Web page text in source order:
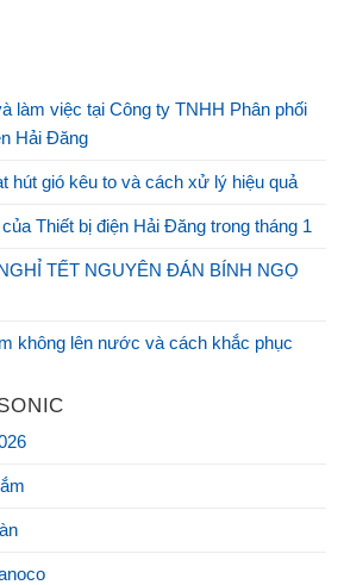
làm việc tại Công ty TNHH Phân phối
Hải Đăng
hút gió kêu to và cách xử lý hiệu quả
Thiết bị điện Hải Đăng trong tháng 1
TẾT NGUYÊN ĐÁN BÍNH NGỌ
không lên nước và cách khắc phục